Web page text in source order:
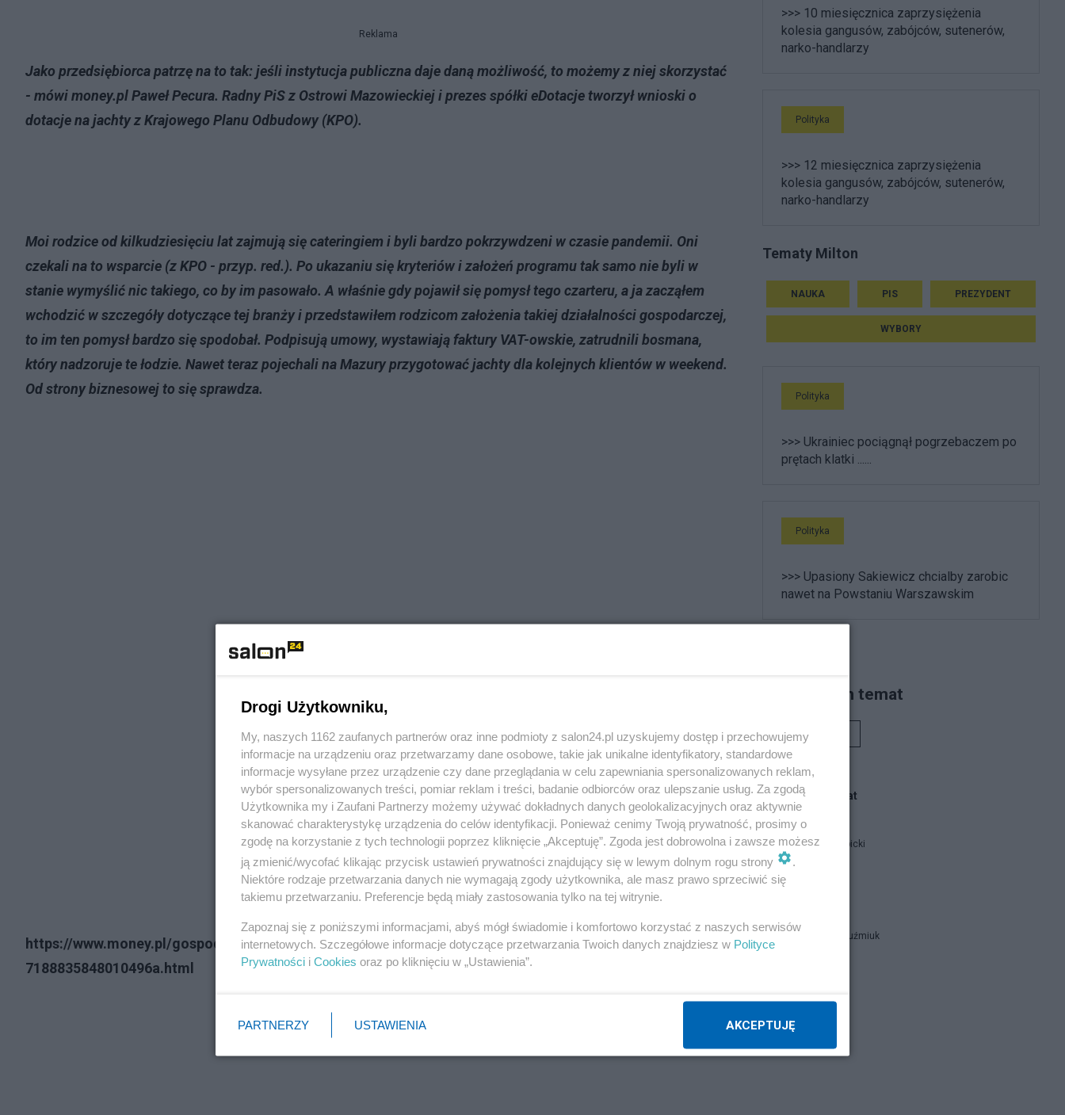
Reklama
Jako przedsiębiorca patrzę na to tak: jeśli instytucja publiczna daje daną możliwość, to możemy z niej skorzystać
- mówi money.pl Paweł Pecura. Radny PiS z Ostrowi Mazowieckiej i prezes spółki eDotacje tworzył wnioski o
dotacje na jachty z Krajowego Planu Odbudowy (KPO).
Moi rodzice od kilkudziesięciu lat zajmują się cateringiem i byli bardzo pokrzywdzeni w czasie pandemii. Oni
czekali na to wsparcie (z KPO - przyp. red.). Po ukazaniu się kryteriów i założeń programu tak samo nie byli w
stanie wymyślić nic takiego, co by im pasowało. A właśnie gdy pojawił się pomysł tego czarteru, a ja zacząłem
wchodzić w szczegóły dotyczące tej branży i przedstawiłem rodzicom założenia takiej działalności gospodarczej,
to im ten pomysł bardzo się spodobał. Podpisują umowy, wystawiają faktury VAT-owskie, zatrudnili bosmana,
który nadzoruje te łodzie. Nawet teraz pojechali na Mazury przygotować jachty dla kolejnych klientów w weekend.
Od strony biznesowej to się sprawdza.
Reklama
https://www.money.pl/gospodarka/radny-pis-zarobil-na-jachtach-z-kpo-podal-nam-swoje-stawki-
7188835848010496a.html
>>> 10 miesięcznica zaprzysiężenia
kolesia gangusów, zabójców, sutenerów,
narko-handlarzy
Polityka
>>> 12 miesięcznica zaprzysiężenia
kolesia gangusów, zabójców, sutenerów,
narko-handlarzy
Tematy Milton
NAUKA PIS PREZYDENT
WYBORY
Polityka
>>> Ukrainiec pociągnął pogrzebaczem po
prętach klatki ......
Polityka
>>> Upasiony Sakiewicz chcialby zarobic
nawet na Powstaniu Warszawskim
Piszą na ten temat
Rafał Woś
Blogi na ten temat
Jan Filip Libicki
Zbigniew Kuźmiuk
Drogi Użytkowniku,
My, naszych 1162 zaufanych partnerów oraz inne podmioty z salon24.pl uzyskujemy dostęp i przechowujemy
informacje na urządzeniu oraz przetwarzamy dane osobowe, takie jak unikalne identyfikatory, standardowe
informacje wysyłane przez urządzenie czy dane przeglądania w celu zapewniania spersonalizowanych reklam,
wybór spersonalizowanych treści, pomiar reklam i treści, badanie odbiorców oraz ulepszanie usług. Za zgodą
Użytkownika my i Zaufani Partnerzy możemy używać dokładnych danych geolokalizacyjnych oraz aktywnie
skanować charakterystykę urządzenia do celów identyfikacji. Ponieważ cenimy Twoją prywatność, prosimy o
zgodę na korzystanie z tych technologii poprzez kliknięcie „Akceptuję”. Zgoda jest dobrowolna i zawsze możesz
ją zmienić/wycofać klikając przycisk ustawień prywatności znajdujący się w lewym dolnym rogu strony
.
Niektóre rodzaje przetwarzania danych nie wymagają zgody użytkownika, ale masz prawo sprzeciwić się
takiemu przetwarzaniu. Preferencje będą miały zastosowania tylko na tej witrynie.
Zapoznaj się z poniższymi informacjami, abyś mógł świadomie i komfortowo korzystać z naszych serwisów
internetowych. Szczegółowe informacje dotyczące przetwarzania Twoich danych znajdziesz w Polityce
Prywatności i Cookies oraz po kliknięciu w „Ustawienia”.
PARTNERZY USTAWIENIA AKCEPTUJĘ